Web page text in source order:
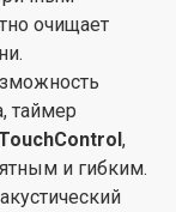
очищает
таймер
,
и гибким.